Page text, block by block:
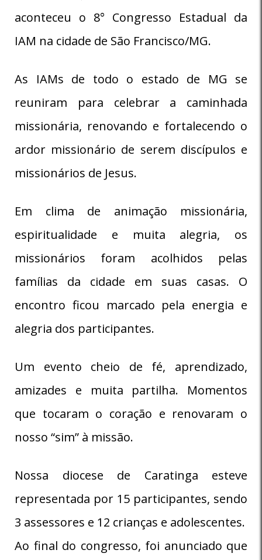
aconteceu o 8° Congresso Estadual da
IAM na cidade de São Francisco/MG.
As IAMs de todo o estado de MG se
reuniram para celebrar a caminhada
missionária, renovando e fortalecendo o
ardor missionário de serem discípulos e
missionários de Jesus.
Em clima de animação missionária,
espiritualidade e muita alegria, os
missionários foram acolhidos pelas
famílias da cidade em suas casas. O
encontro ficou marcado pela energia e
alegria dos participantes.
Um evento cheio de fé, aprendizado,
amizades e muita partilha. Momentos
que tocaram o coração e renovaram o
nosso “sim” à missão.
Nossa diocese de Caratinga esteve
representada por 15 participantes, sendo
3 assessores e 12 crianças e adolescentes.
Ao final do congresso, foi anunciado que